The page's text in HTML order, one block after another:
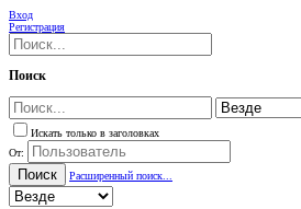
Вход
Регистрация
Поиск
Искать только в заголовках
От:
Поиск Расширенный поиск...